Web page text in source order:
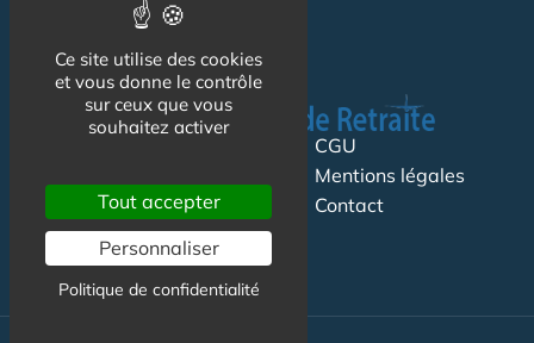
CGU
Mentions légales
Contact
Ce site utilise des cookies
et vous donne le contrôle
sur ceux que vous
souhaitez activer
Tout accepter
Personnaliser
Politique de confidentialité